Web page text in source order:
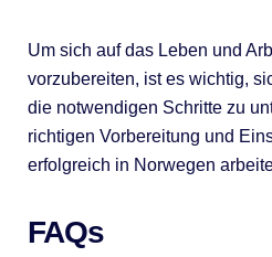
Um sich auf das Leben und
vorzubereiten, ist es wichtig,
die notwendigen Schritte zu
richtigen Vorbereitung und
erfolgreich in Norwegen
FAQs